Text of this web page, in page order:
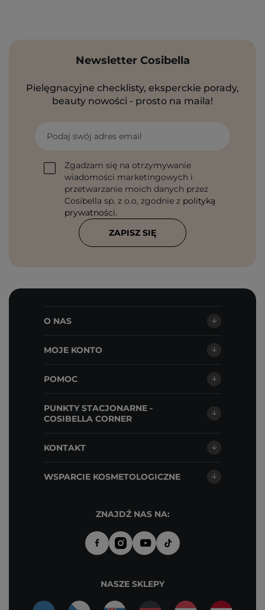
Newsletter Cosibella
Pielęgnacyjne checklisty, eksperckie porady,
beauty nowości - prosto na maila!
Podaj swój adres email
Zgadzam się na otrzymywanie
wiadomości marketingowych i
przetwarzanie moich danych przez
Cosibella sp. z o.o, zgodnie z polityką
prywatności.
ZAPISZ SIĘ
O NAS
MOJE KONTO
POMOC
PUNKTY STACJONARNE -
COSIBELLA CORNER
KONTAKT
WSPARCIE KOSMETOLOGICZNE
ZNAJDŹ NAS NA:
NASZE SKLEPY